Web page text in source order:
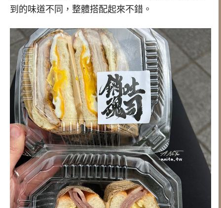
到的味道不同，整體搭配起來不錯。